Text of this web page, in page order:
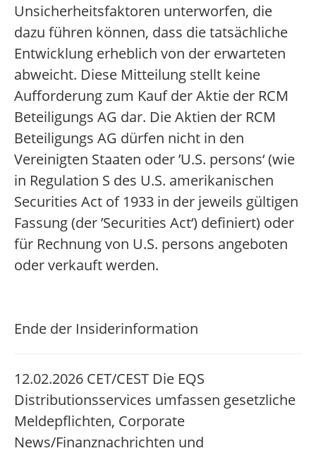
Unsicherheitsfaktoren unterworfen, die
dazu führen können, dass die tatsächliche
Entwicklung erheblich von der erwarteten
abweicht. Diese Mitteilung stellt keine
Aufforderung zum Kauf der Aktie der RCM
Beteiligungs AG dar. Die Aktien der RCM
Beteiligungs AG dürfen nicht in den
Vereinigten Staaten oder ’U.S. persons‘ (wie
in Regulation S des U.S. amerikanischen
Securities Act of 1933 in der jeweils gültigen
Fassung (der ’Securities Act‘) definiert) oder
für Rechnung von U.S. persons angeboten
oder verkauft werden.
Ende der Insiderinformation
12.02.2026 CET/CEST Die EQS
Distributionsservices umfassen gesetzliche
Meldepflichten, Corporate
News/Finanznachrichten und